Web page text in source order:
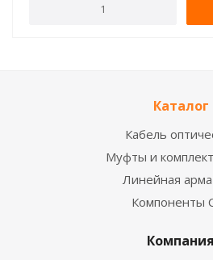
Каталог
Кабель
Муфты и
Линейная
Компоненты
Компания